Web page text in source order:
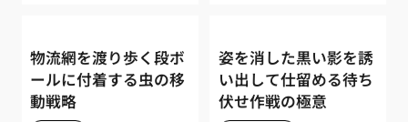
物流網を渡り歩く段ボ
ールに付着する虫の移
動戦略
姿を消した黒い影を誘
い出して仕留める待ち
伏せ作戦の極意